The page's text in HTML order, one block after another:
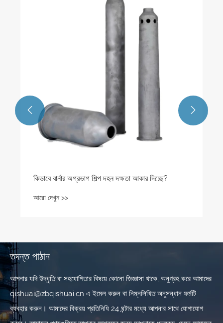
উচ্চ ঘর্ষণ প্রতিরোধী অ্যালুমিনা সিরামিক পণ্য
আরো দেখুন >>
 
তদন্ত পাঠান
আপনার যদি উদ্ধৃতি বা সহযোগিতার বিষয়ে কোনো জিজ্ঞাসা থাকে, অনুগ্রহ করে আমাদের
qishuai@zbqishuai.cn এ ইমেল করুন বা নিম্নলিখিত অনুসন্ধান ফর্মটি
ব্যবহার করুন। আমাদের বিক্রয় প্রতিনিধি 24 ঘন্টার মধ্যে আপনার সাথে যোগাযোগ